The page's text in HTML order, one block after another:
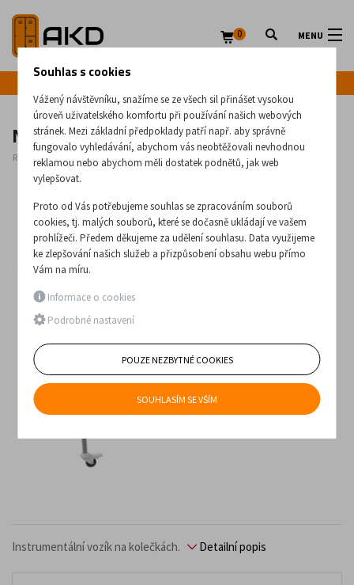
MENU
0
Nerezový vozík na instrumenty Stlk
Rozměry: 1400 x 600 (mm)
Instrumentální vozík na kolečkách. Detailní popis
Souhlas s cookies
Vážený návštěvníku, snažíme se ze všech sil přinášet vysokou
úroveň uživatelského komfortu při používání našich webových
stránek. Mezi základní předpoklady patří např. aby správně
fungovalo vyhledávání, abychom vás neobtěžovali nevhodnou
reklamou nebo abychom měli dostatek podnětů, jak web
vylepšovat.
Proto od Vás potřebujeme souhlas se zpracováním souborů
cookies, tj. malých souborů, které se dočasně ukládají ve vašem
prohlížeči. Předem děkujeme za udělení souhlasu. Data využijeme
ke zlepšování našich služeb a přizpůsobení obsahu webu přímo
Vám na míru.
Informace o cookies
Podrobné nastavení
POUZE NEZBYTNÉ COOKIES
SOUHLASÍM SE VŠÍM